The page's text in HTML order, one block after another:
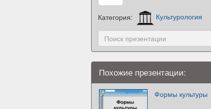
Категория: Культурология
Похожие презентации:
Формы культуры